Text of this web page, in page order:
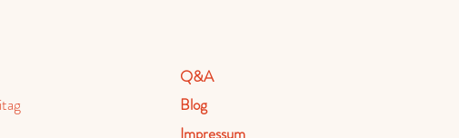
Q&A
Blog
Impressum